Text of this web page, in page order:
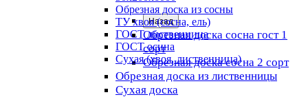
Назад
Обрезная доска сосна гост 1
сорт
Обрезная доска сосна 2 сорт
Обрезная доска из лиственницы
Сухая доска
Обрезная доска из сосны
ТУ хвоя (сосна, ель)
ГОСТ лиственница
ГОСТ осина
Сухая (хвоя, лиственница)